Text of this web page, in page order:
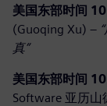
美国东部时间
(Guoqing Xu) – “
真”
美国东部时间
Software 亚历山